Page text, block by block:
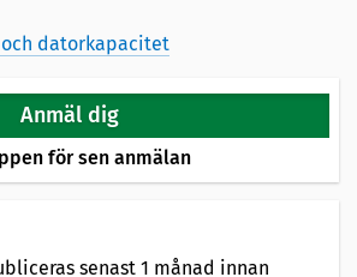
datorkapacitet
Anmäl dig
för sen anmälan
senast 1 månad innan